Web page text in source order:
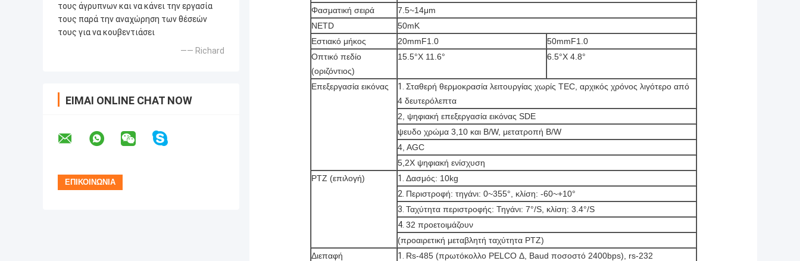
τους άγρυπνων και να κάνει την εργασία
τους παρά την αναχώρηση των θέσεών
τους για να κουβεντιάσει
—— Richard
ΕΊΜΑΙ ONLINE CHAT NOW
Φασματική σειρά
7.5~14μm
NETD
50mK
Εστιακό μήκος
20mmF1.0
50mmF1.0
Οπτικό πεδίο
(οριζόντιος)
15.5°X 11.6° 6.5°X 4.8°
Επεξεργασία εικόνας 1. Σταθερή θερμοκρασία λειτουργίας χωρίς TEC, αρχικός χρόνος λιγότερο από
4 δευτερόλεπτα
2, ψηφιακή επεξεργασία εικόνας SDE
ψευδο χρώμα 3,10 και B/W, μετατροπή B/W
4, AGC
5,2X ψηφιακή ενίσχυση
PTZ (επιλογή)
1. Δασμός: 10kg
2. Περιστροφή: τηγάνι: 0~355°, κλίση: -60~+10°
3. Ταχύτητα περιστροφής: Τηγάνι: 7°/S, κλίση: 3.4°/S
4. 32 προετοιμάζουν
(προαιρετική μεταβλητή ταχύτητα PTZ)
Διεπαφή
1. Rs-485 (πρωτόκολλο PELCO Δ, Baud ποσοστό 2400bps), rs-232